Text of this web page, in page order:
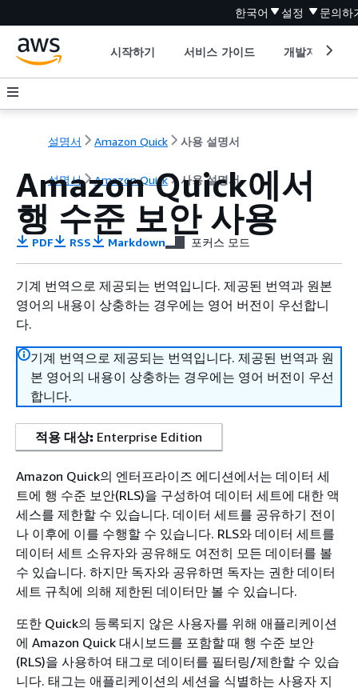
한국어 설정 문의하
시작하기 서비스 가이드 개발자 도구
설명서 Amazon Quick 사용 설명서
설명서 Amazon Quick 사용 설명서
Amazon Quick에서
행 수준 보안 사용
PDF RSS Markdown 포커스 모드
기계 번역으로 제공되는 번역입니다. 제공된 번역과 원본
영어의 내용이 상충하는 경우에는 영어 버전이 우선합니
다.
기계 번역으로 제공되는 번역입니다. 제공된 번역과 원
본 영어의 내용이 상충하는 경우에는 영어 버전이 우선
합니다.
적용 대상: Enterprise Edition
Amazon Quick의 엔터프라이즈 에디션에서는 데이터 세
트에 행 수준 보안(RLS)을 구성하여 데이터 세트에 대한 액
세스를 제한할 수 있습니다. 데이터 세트를 공유하기 전이
나 이후에 이를 수행할 수 있습니다. RLS와 데이터 세트를
데이터 세트 소유자와 공유해도 여전히 모든 데이터를 볼
수 있습니다. 하지만 독자와 공유하면 독자는 권한 데이터
세트 규칙에 의해 제한된 데이터만 볼 수 있습니다.
또한 Quick의 등록되지 않은 사용자를 위해 애플리케이션
에 Amazon Quick 대시보드를 포함할 때 행 수준 보안
(RLS)을 사용하여 태그로 데이터를 필터링/제한할 수 있습
니다. 태그는 애플리케이션의 세션을 식별하는 사용자 지